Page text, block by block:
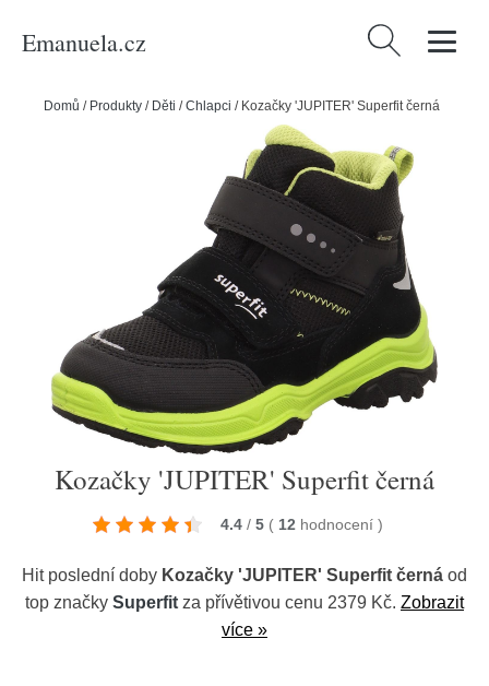
Emanuela.cz Vyhledávání
Domů / Produkty / Děti /Chlapci / Kozačky 'JUPITER' Superfit černá
Kozačky 'JUPITER' Superfit černá
4.4 / 5 ( 12 hodnocení )
Hit poslední doby Kozačky 'JUPITER' Superfit černá od
top značky Superfit za přívětivou cenu 2379 Kč. Zobrazit
více »